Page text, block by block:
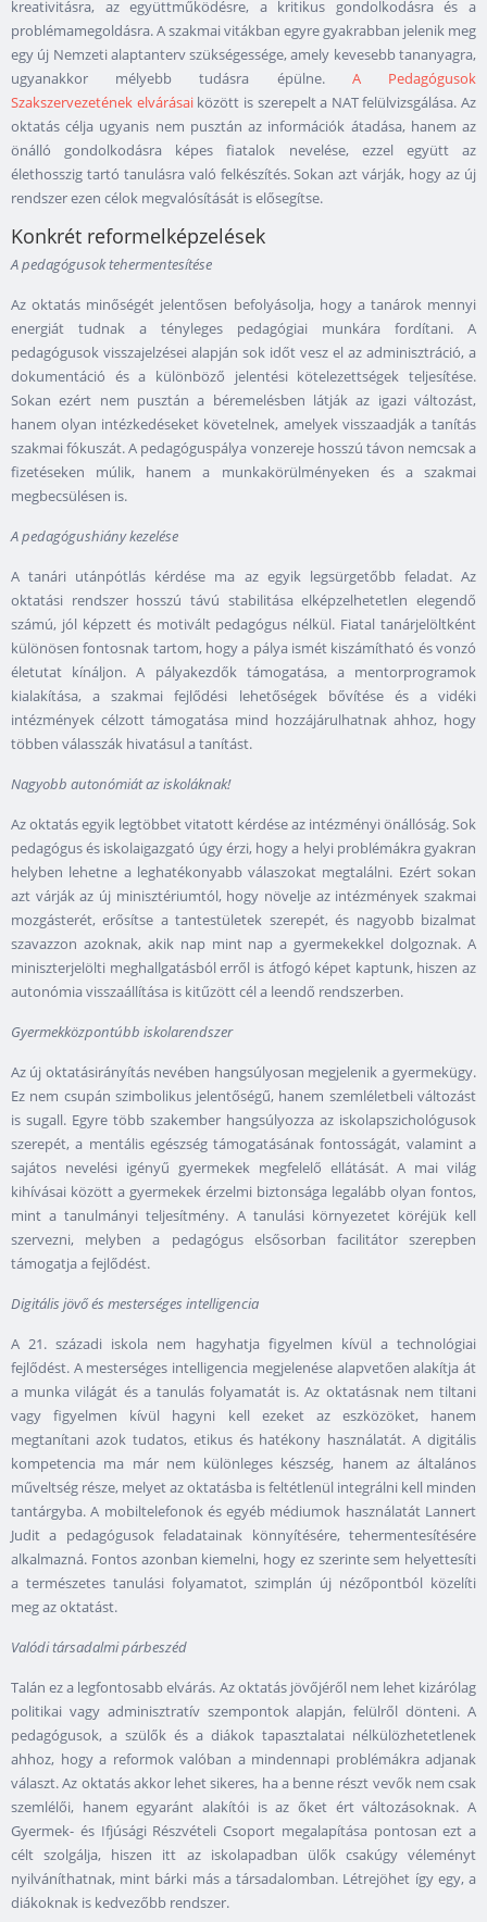
kreativitásra, az együttműködésre, a kritikus gondolkodásra és a
problémamegoldásra. A szakmai vitákban egyre gyakrabban jelenik meg
egy új Nemzeti alaptanterv szükségessége, amely kevesebb tananyagra,
ugyanakkor mélyebb tudásra épülne. A Pedagógusok
Szakszervezetének elvárásai között is szerepelt a NAT felülvizsgálása. Az
oktatás célja ugyanis nem pusztán az információk átadása, hanem az
önálló gondolkodásra képes fiatalok nevelése, ezzel együtt az
élethosszig tartó tanulásra való felkészítés. Sokan azt várják, hogy az új
rendszer ezen célok megvalósítását is elősegítse.
Konkrét reformelképzelések
A pedagógusok tehermentesítése
Az oktatás minőségét jelentősen befolyásolja, hogy a tanárok mennyi
energiát tudnak a tényleges pedagógiai munkára fordítani. A
pedagógusok visszajelzései alapján sok időt vesz el az adminisztráció, a
dokumentáció és a különböző jelentési kötelezettségek teljesítése.
Sokan ezért nem pusztán a béremelésben látják az igazi változást,
hanem olyan intézkedéseket követelnek, amelyek visszaadják a tanítás
szakmai fókuszát. A pedagóguspálya vonzereje hosszú távon nemcsak a
fizetéseken múlik, hanem a munkakörülményeken és a szakmai
megbecsülésen is.
A pedagógushiány kezelése
A tanári utánpótlás kérdése ma az egyik legsürgetőbb feladat. Az
oktatási rendszer hosszú távú stabilitása elképzelhetetlen elegendő
számú, jól képzett és motivált pedagógus nélkül. Fiatal tanárjelöltként
különösen fontosnak tartom, hogy a pálya ismét kiszámítható és vonzó
életutat kínáljon. A pályakezdők támogatása, a mentorprogramok
kialakítása, a szakmai fejlődési lehetőségek bővítése és a vidéki
intézmények célzott támogatása mind hozzájárulhatnak ahhoz, hogy
többen válasszák hivatásul a tanítást.
Nagyobb autonómiát az iskoláknak!
Az oktatás egyik legtöbbet vitatott kérdése az intézményi önállóság. Sok
pedagógus és iskolaigazgató úgy érzi, hogy a helyi problémákra gyakran
helyben lehetne a leghatékonyabb válaszokat megtalálni. Ezért sokan
azt várják az új minisztériumtól, hogy növelje az intézmények szakmai
mozgásterét, erősítse a tantestületek szerepét, és nagyobb bizalmat
szavazzon azoknak, akik nap mint nap a gyermekekkel dolgoznak. A
miniszterjelölti meghallgatásból erről is átfogó képet kaptunk, hiszen az
autonómia visszaállítása is kitűzött cél a leendő rendszerben.
Gyermekközpontúbb iskolarendszer
Az új oktatásirányítás nevében hangsúlyosan megjelenik a gyermekügy.
Ez nem csupán szimbolikus jelentőségű, hanem szemléletbeli változást
is sugall. Egyre több szakember hangsúlyozza az iskolapszichológusok
szerepét, a mentális egészség támogatásának fontosságát, valamint a
sajátos nevelési igényű gyermekek megfelelő ellátását. A mai világ
kihívásai között a gyermekek érzelmi biztonsága legalább olyan fontos,
mint a tanulmányi teljesítmény. A tanulási környezetet köréjük kell
szervezni, melyben a pedagógus elsősorban facilitátor szerepben
támogatja a fejlődést.
Digitális jövő és mesterséges intelligencia
A 21. századi iskola nem hagyhatja figyelmen kívül a technológiai
fejlődést. A mesterséges intelligencia megjelenése alapvetően alakítja át
a munka világát és a tanulás folyamatát is. Az oktatásnak nem tiltani
vagy figyelmen kívül hagyni kell ezeket az eszközöket, hanem
megtanítani azok tudatos, etikus és hatékony használatát. A digitális
kompetencia ma már nem különleges készség, hanem az általános
műveltség része, melyet az oktatásba is feltétlenül integrálni kell minden
tantárgyba. A mobiltelefonok és egyéb médiumok használatát Lannert
Judit a pedagógusok feladatainak könnyítésére, tehermentesítésére
alkalmazná. Fontos azonban kiemelni, hogy ez szerinte sem helyettesíti
a természetes tanulási folyamatot, szimplán új nézőpontból közelíti
meg az oktatást.
Valódi társadalmi párbeszéd
Talán ez a legfontosabb elvárás. Az oktatás jövőjéről nem lehet kizárólag
politikai vagy adminisztratív szempontok alapján, felülről dönteni. A
pedagógusok, a szülők és a diákok tapasztalatai nélkülözhetetlenek
ahhoz, hogy a reformok valóban a mindennapi problémákra adjanak
választ. Az oktatás akkor lehet sikeres, ha a benne részt vevők nem csak
szemlélői, hanem egyaránt alakítói is az őket ért változásoknak. A
Gyermek- és Ifjúsági Részvételi Csoport megalapítása pontosan ezt a
célt szolgálja, hiszen itt az iskolapadban ülők csakúgy véleményt
nyilváníthatnak, mint bárki más a társadalomban. Létrejöhet így egy, a
diákoknak is kedvezőbb rendszer.